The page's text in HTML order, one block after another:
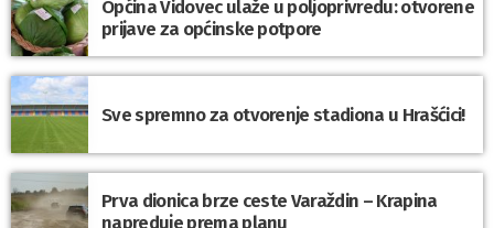
Općina Vidovec ulaže u poljoprivredu: otvorene
prijave za općinske potpore
Sve spremno za otvorenje stadiona u Hrašćici!
Prva dionica brze ceste Varaždin – Krapina
napreduje prema planu